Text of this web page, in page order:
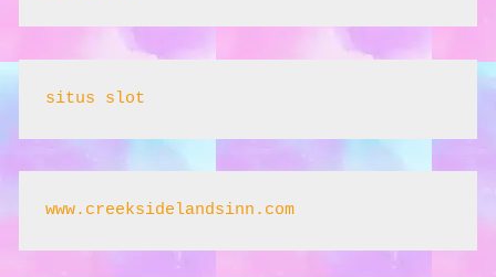
situs slot
www.creeksidelandsinn.com